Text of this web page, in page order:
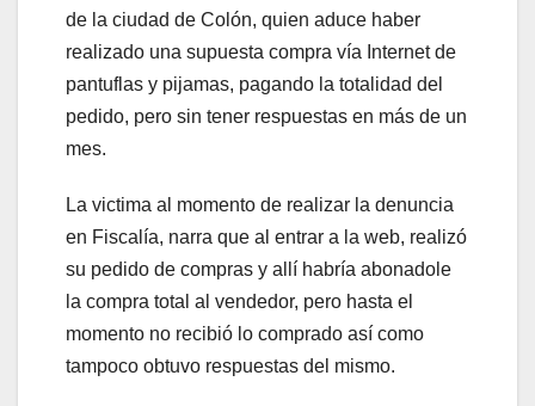
de la ciudad de Colón, quien aduce haber
realizado una supuesta compra vía Internet de
pantuflas y pijamas, pagando la totalidad del
pedido, pero sin tener respuestas en más de un
mes.
La victima al momento de realizar la denuncia
en Fiscalía, narra que al entrar a la web, realizó
su pedido de compras y allí habría abonadole
la compra total al vendedor, pero hasta el
momento no recibió lo comprado así como
tampoco obtuvo respuestas del mismo.